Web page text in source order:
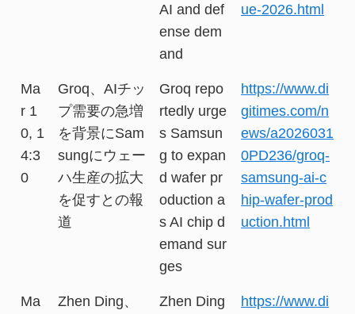
AI and def
ense dem
and
ue-2026.html
Ma
r 1
0, 1
4:3
0
Groq、AIチッ
プ需要の急増
を背景にSam
sungにウェー
ハ生産の拡大
を促すとの報
道
Groq repo
rtedly urge
s Samsun
g to expan
d wafer pr
oduction a
s AI chip d
emand sur
ges
https://www.di
gitimes.com/n
ews/a2026031
0PD236/groq-
samsung-ai-c
hip-wafer-prod
uction.html
Ma
Zhen Ding、
Zhen Ding
https://www.di